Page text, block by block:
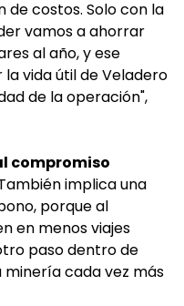
de costos. Solo con la
vamos a ahorrar
al año, y ese
vida útil de Veladero
de la operación",
compromiso
implica una
porque al
en menos viajes
paso dentro de
cada vez más